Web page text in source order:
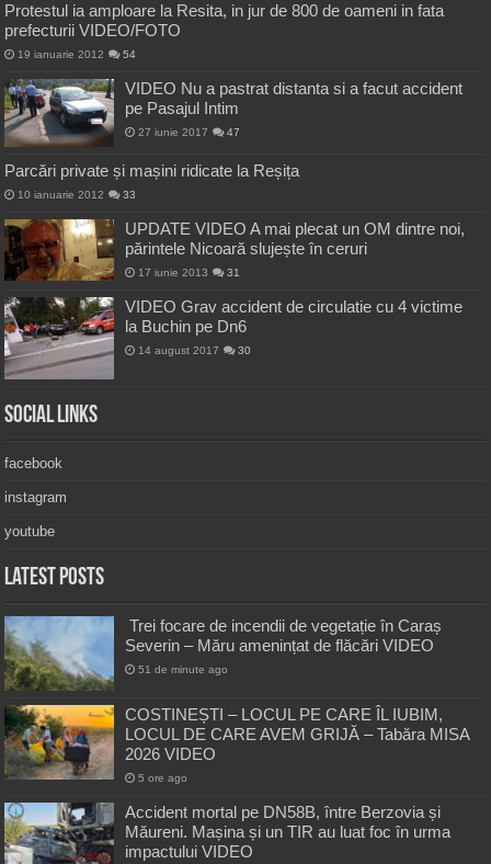
Protestul ia amploare la Resita, in jur de 800 de oameni in fata
prefecturii VIDEO/FOTO
19 ianuarie 2012 54
VIDEO Nu a pastrat distanta si a facut accident
pe Pasajul Intim
27 iunie 2017 47
Parcări private și mașini ridicate la Reșița
10 ianuarie 2012 33
UPDATE VIDEO A mai plecat un OM dintre noi,
părintele Nicoară slujește în ceruri
17 iunie 2013 31
VIDEO Grav accident de circulatie cu 4 victime
la Buchin pe Dn6
14 august 2017 30
Social Links
facebook
instagram
youtube
Latest Posts
Trei focare de incendii de vegetație în Caraș
Severin – Măru amenințat de flăcări VIDEO
51 de minute ago
COSTINEȘTI – LOCUL PE CARE ÎL IUBIM,
LOCUL DE CARE AVEM GRIJĂ – Tabăra MISA
2026 VIDEO
5 ore ago
Accident mortal pe DN58B, între Berzovia și
Măureni. Mașina și un TIR au luat foc în urma
impactului VIDEO